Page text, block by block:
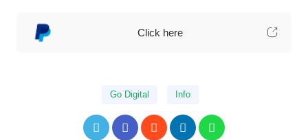
Click here
Go Digital Info